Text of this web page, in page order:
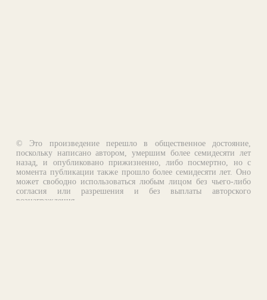
© Это произведение перешло в общественное достояние,
поскольку написано автором, умершим более семидесяти лет
назад, и опубликовано прижизненно, либо посмертно, но с
момента публикации также прошло более семидесяти лет. Оно
может свободно использоваться любым лицом без чьего-либо
согласия или разрешения и без выплаты авторского
вознаграждения.